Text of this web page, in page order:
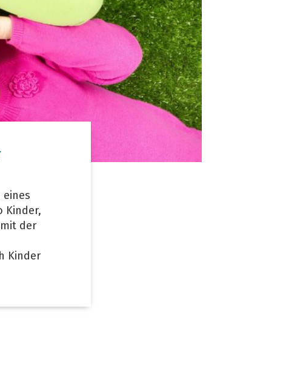
eines
Kinder,
der
Kinder